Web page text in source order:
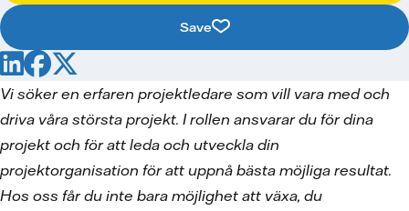
Save
Vi söker en erfaren projektledare som vill vara med och
driva våra största projekt. I rollen ansvarar du för dina
projekt och för att leda och utveckla din
projektorganisation för att uppnå bästa möjliga resultat.
Hos oss får du inte bara möjlighet att växa, du